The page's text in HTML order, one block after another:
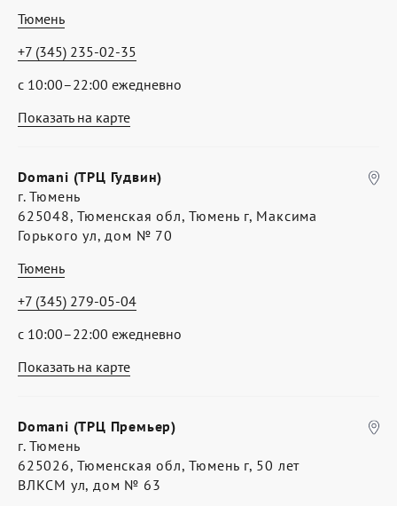
Показать на карте
Тюмень
с 10:00–22:00 ежедневно
+7 (345) 235-02-35
Показать на карте
Domani (ТРЦ Гудвин)
г. Тюмень
625048, Тюменская обл, Тюмень г, Максима
Горького ул, дом № 70
Тюмень
с 10:00–22:00 ежедневно
+7 (345) 279-05-04
Domani (ТРЦ Премьер)
г. Тюмень
625026, Тюменская обл, Тюмень г, 50 лет
ВЛКСМ ул, дом № 63